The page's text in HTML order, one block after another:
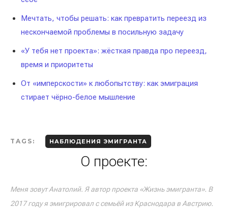
Мечтать, чтобы решать: как превратить переезд из
нескончаемой проблемы в посильную задачу
«У тебя нет проекта»: жёсткая правда про переезд,
время и приоритеты
От «имперскости» к любопытству: как эмиграция
стирает чёрно-белое мышление
TAGS: НАБЛЮДЕНИЯ ЭМИГРАНТА
О проекте:
Меня зовут Анатолий. Я автор проекта «Жизнь эмигранта». В
2017 году я эмигрировал с семьёй из Краснодара в Австрию.